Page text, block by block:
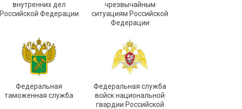
внутренних дел
Российской Федерации
чрезвычайным
ситуациям Российской
Федерации
Федеральная
таможенная служба
Федеральная служба
войск национальной
гвардии Российской